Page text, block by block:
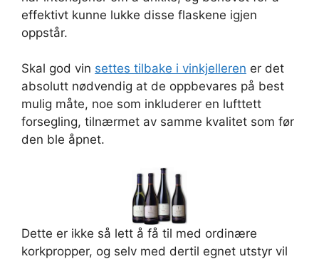
effektivt kunne lukke disse flaskene igjen
oppstår.
Skal god vin settes tilbake i vinkjelleren er det
absolutt nødvendig at de oppbevares på best
mulig måte, noe som inkluderer en lufttett
forsegling, tilnærmet av samme kvalitet som før
den ble åpnet.
Dette er ikke så lett å få til med ordinære
korkpropper, og selv med dertil egnet utstyr vil